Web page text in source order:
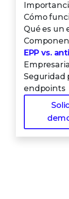
Cómo
Qué es un
EPP vs.
Seguridad
endpoints